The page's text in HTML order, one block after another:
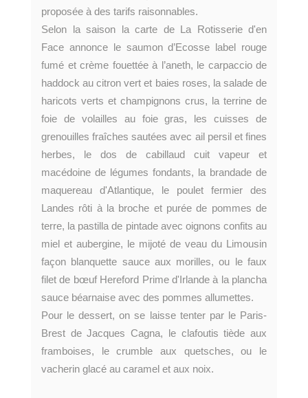
proposée à des tarifs raisonnables.
Selon la saison la carte de La Rotisserie d'en
Face annonce le saumon d’Ecosse label rouge
fumé et crème fouettée à l’aneth, le carpaccio de
haddock au citron vert et baies roses, la salade de
haricots verts et champignons crus, la terrine de
foie de volailles au foie gras, les cuisses de
grenouilles fraîches sautées avec ail persil et fines
herbes, le dos de cabillaud cuit vapeur et
macédoine de légumes fondants, la brandade de
maquereau d'Atlantique, le poulet fermier des
Landes rôti à la broche et purée de pommes de
terre, la pastilla de pintade avec oignons confits au
miel et aubergine, le mijoté de veau du Limousin
façon blanquette sauce aux morilles, ou le faux
filet de bœuf Hereford Prime d'Irlande à la plancha
sauce béarnaise avec des pommes allumettes.
Pour le dessert, on se laisse tenter par le Paris-
Brest de Jacques Cagna, le clafoutis tiède aux
framboises, le crumble aux quetsches, ou le
vacherin glacé au caramel et aux noix.